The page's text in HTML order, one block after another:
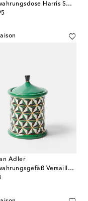
Aufbewahrungsdose Harris Small aus Leder
Adler
Aufbewahrungsgefäß Versailles aus Porzellan